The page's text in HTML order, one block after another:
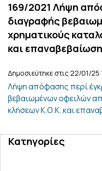
169/2021 Λήψη
διαγραφής
χρηματικούς
και
Δημοσιεύτηκε στις 22/01/25
Λήψη απόφασης περί
βεβαιωμένων οφειλών
κλήσεων Κ.Ο.Κ. και
Κατηγορίες